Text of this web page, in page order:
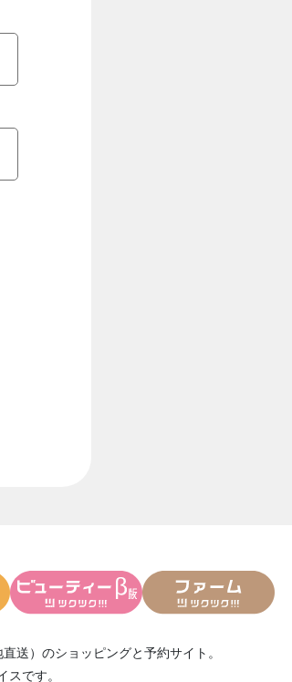
送） のショッピングと予約サイト。
スです。